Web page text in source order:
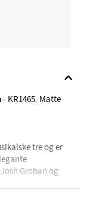
KR1465. Matte
tre og er
Groban og